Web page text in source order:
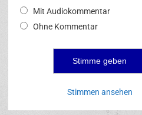
Mit Audiokommentar
Ohne Kommentar
Stimmen ansehen